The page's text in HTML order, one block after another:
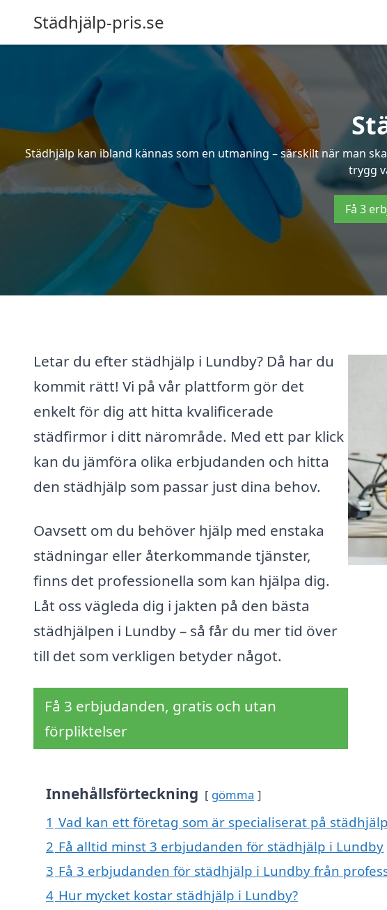
Städhjälp-pris.se
Städhjälp kan ibland kännas som en utmaning – särskilt när man
trygg
Få 3
Letar du efter städhjälp i Lundby? Då har du
kommit rätt! Vi på vår plattform gör det
enkelt för dig att hitta kvalificerade
städfirmor i ditt närområde. Med ett par klick
kan du jämföra olika erbjudanden och hitta
den städhjälp som passar just dina behov.
Oavsett om du behöver hjälp med enstaka
städningar eller återkommande tjänster,
finns det professionella som kan hjälpa dig.
Låt oss vägleda dig i jakten på den bästa
städhjälpen i Lundby – så får du mer tid över
till det som verkligen betyder något.
Få 3 erbjudanden, gratis och utan
förpliktelser
Innehållsförteckning gömma
1 Vad kan ett företag som är specialiserat på
2 Få alltid minst 3 erbjudanden för städhjälp i Lundby
3 Få 3 erbjudanden för städhjälp i Lundby från
4 Hur mycket kostar städhjälp i Lundby?